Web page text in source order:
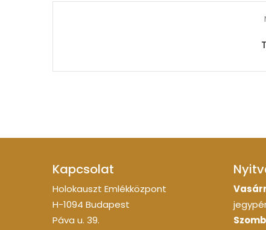
Kapcsolat
Holokauszt Emlékközpont
H-1094 Budapest
Páva u. 39.